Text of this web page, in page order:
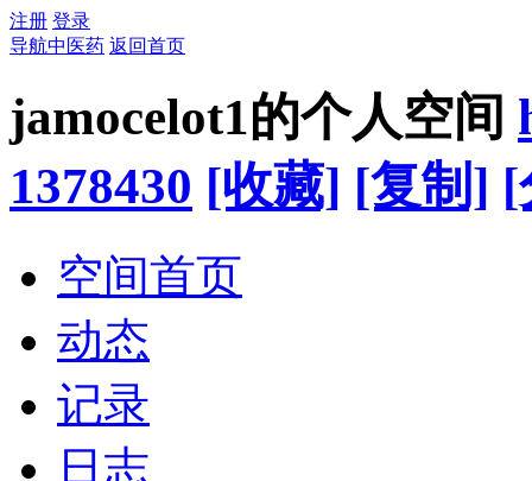
注册 登录
导航中医药 返回首页
jamocelot1的个人空间
1378430 [收藏] [复制] [
空间首页
动态
记录
日志